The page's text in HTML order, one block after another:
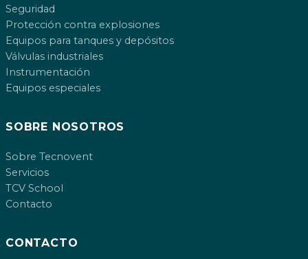
Seguridad
Protección contra explosiones
Equipos para tanques y depósitos
Válvulas industriales
Instrumentación
Equipos especiales
SOBRE NOSOTROS
Sobre Tecnovent
Servicios
TCV School
Contacto
CONTACTO